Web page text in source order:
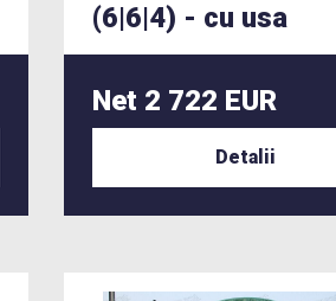
(6|6|4) - cu usa
Net 2 722 EUR
Detalii